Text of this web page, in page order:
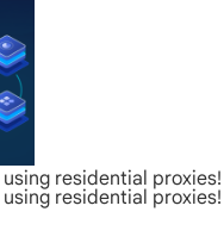
residential proxies!
residential proxies!